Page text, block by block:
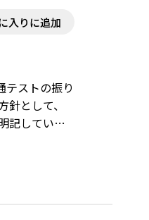
入りに追加
ストの振り
として、
記していま